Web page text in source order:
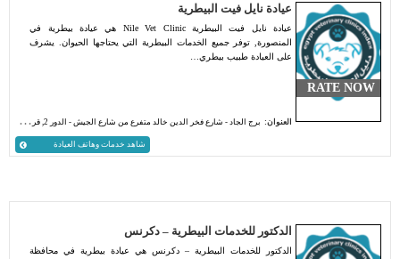
شاهد خدمات وهاتف العيادة
RATE NOW
عيادة نايل فيت البيطرية
عيادة نايل فيت البيطرية Nile Vet Clinic هي عيادة بيطرية في
المنصورة, توفر جميع الخدمات البيطرية التي يحتاجها الحيوان. يشرف
على العيادة طبيب بيطري…
العنوان: برج الجاد - شارع فخر الدين خالد متفرع من شارع الجيش - الدور 2, قريب من بنك اتش اس بى سى مصر, المنصورة, الدقهلية.
الدكتور للخدمات البيطرية – دكرنس
الدكتور للخدمات البيطرية – دكرنس هي عيادة بيطرية في محافظة